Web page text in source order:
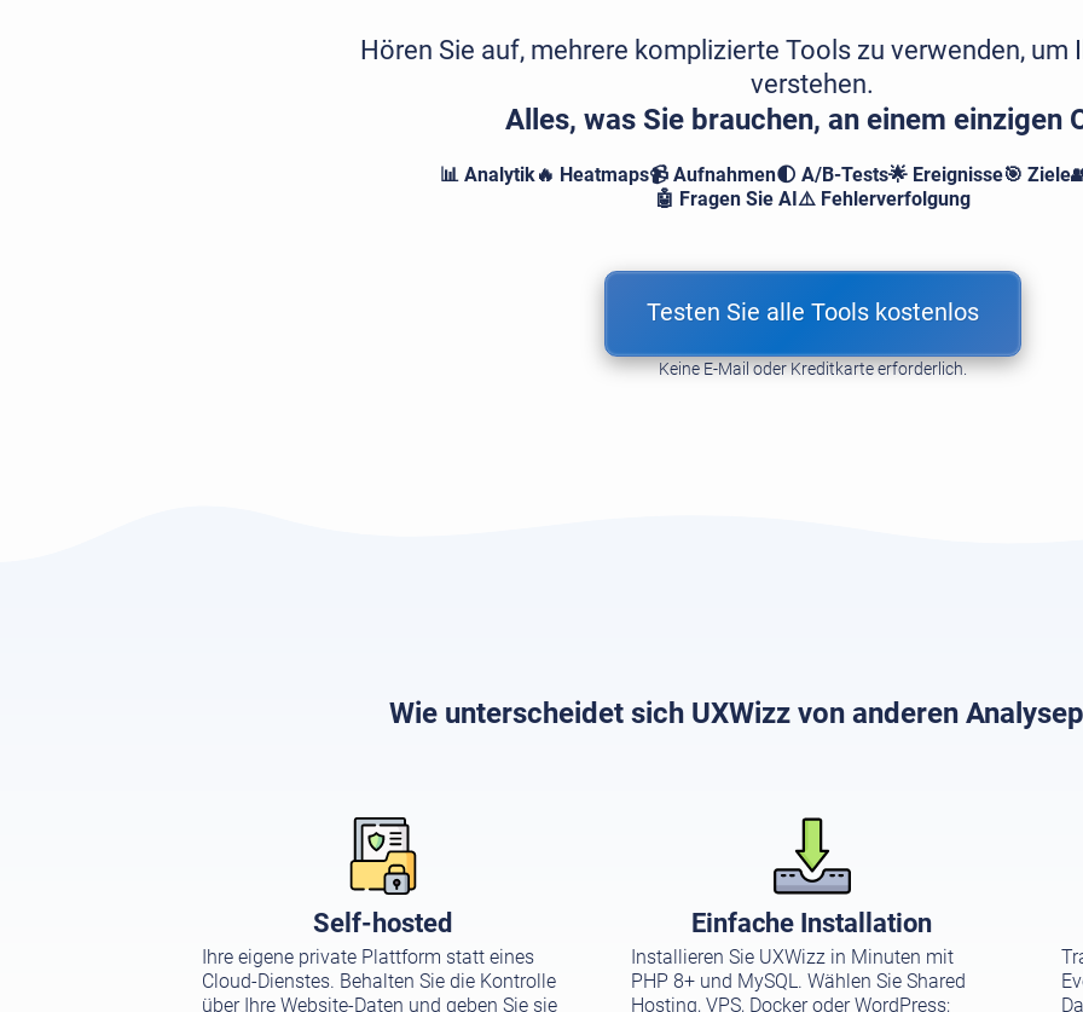
Hören Sie auf, mehrere komplizierte Tools zu verwenden, um
verstehen.
Alles, was Sie brauchen, an einem einzigen
📊 Analytik🔥 Heatmaps📹 Aufnahmen🌓 A/B-Tests🌟 Ereignisse🎯 Ziele
🤖 Fragen Sie AI⚠️ Fehlerverfolgung
Testen Sie alle Tools kostenlos
Keine E-Mail oder Kreditkarte erforderlich.
Wie unterscheidet sich UXWizz von anderen
Self-hosted
Ihre eigene private Plattform statt eines
Cloud-Dienstes. Behalten Sie die Kontrolle
über Ihre Website-Daten und geben Sie sie
Einfache Installation
Installieren Sie UXWizz in Minuten mit
PHP 8+ und MySQL. Wählen Sie Shared
Hosting, VPS, Docker oder WordPress;